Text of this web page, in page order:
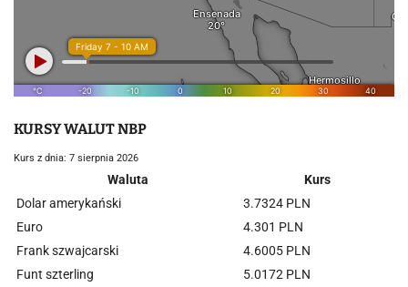
KURSY WALUT NBP
Kurs z dnia: 7 sierpnia 2026
Waluta
Kurs
Dolar amerykański
3.7324 PLN
Euro
4.301 PLN
Frank szwajcarski
4.6005 PLN
Funt szterling
5.0172 PLN